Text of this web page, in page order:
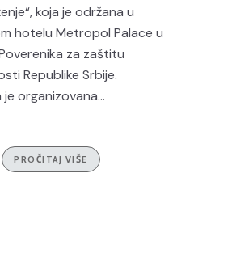
koja je održana u
hotelu Metropol Palace u
za zaštitu
Republike Srbije.
organizovana...
PROČITAJ VIŠE